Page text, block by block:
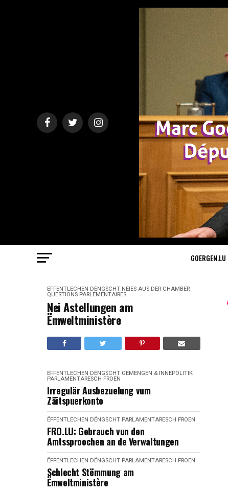
GOERGEN.LU
ËFFENTLECHEN DÉNGSCHT NEIES AUS DER CHAMBER
QUESTIONS PARLEMENTAIRES
Nei Astellungen am
Ëmweltministère
ËFFENTLECHEN DÉNGSCHT GEMENGEN & INNEPOLITIK
PARLAMENTARESCH FROEN
Irregulär Ausbezuelung vum
Zäitspuerkonto
ËFFENTLECHEN DÉNGSCHT PARLAMENTARESCH FROEN
FRO.LU: Gebrauch vun den
Amtssproochen an de Verwaltungen
ËFFENTLECHEN DÉNGSCHT PARLAMENTARESCH FROEN
Schlecht Stëmmung am
Ëmweltministère